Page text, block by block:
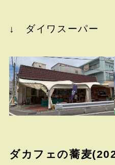
↓ ダイワスーパー
ダカフェの蕎麦